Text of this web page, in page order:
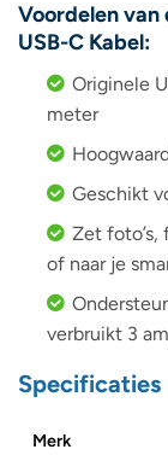
Voordelen van
USB-C Kabel:
Originele
meter
Geschikt
Zet foto’s,
of naar je
verbruikt 3
Specificaties
Merk